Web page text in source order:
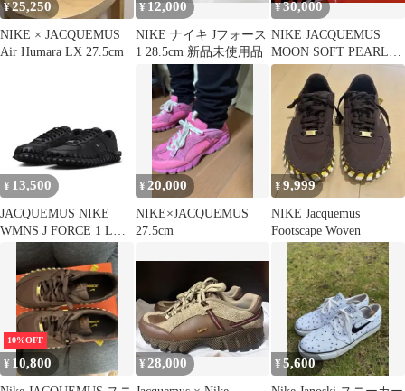
¥25,250
NIKE × JACQUEMUS
Air Humara LX 27.5cm
¥12,000
NIKE ナイキ Jフォース
1 28.5cm 新品未使用品
¥30,000
NIKE JACQUEMUS
MOON SOFT PEARL
SIZE 29
¥ 13,500
JACQUEMUS NIKE
WMNS J FORCE 1 LOW
¥ 20,000
NIKE×JACQUEMUS
27.5cm
¥9,999
NIKE Jacquemus
Footscape Woven
10%OFF
¥ 10,800 ¥ 28,000 ¥5,600